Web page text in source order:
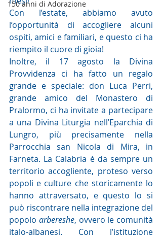
150 anni di Adorazione
Con l’estate, abbiamo avuto
l’opportunità di accogliere alcuni
ospiti, amici e familiari, e questo ci ha
riempito il cuore di gioia!
Inoltre, il 17 agosto la Divina
Provvidenza ci ha fatto un regalo
grande e speciale: don Luca Perri,
grande amico del Monastero di
Pralormo, ci ha invitate a partecipare
a una Divina Liturgia nell’Eparchia di
Lungro, più precisamente nella
Parrocchia san Nicola di Mira, in
Farneta. La Calabria è da sempre un
territorio accogliente, proteso verso
popoli e culture che storicamente lo
hanno attraversato, e questo lo si
può riscontrare nella integrazione del
popolo arbereshe, ovvero le comunità
italo-albanesi. Con l’istituzione